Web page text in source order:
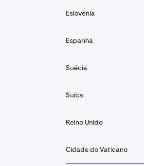
Eslovénia
Espanha
Suécia
Suíça
Reino Unido
Cidade do Vaticano